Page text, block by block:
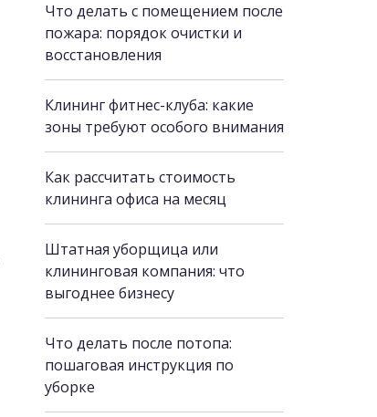
Что делать с помещением после
пожара: порядок очистки и
восстановления
Клининг фитнес-клуба: какие
зоны требуют особого внимания
Как рассчитать стоимость
клининга офиса на месяц
Штатная уборщица или
клининговая компания: что
выгоднее бизнесу
Что делать после потопа:
пошаговая инструкция по
уборке